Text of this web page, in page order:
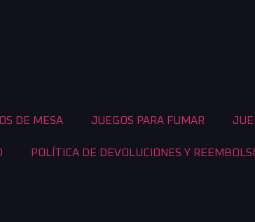
DE MESA JUEGOS PARA FUMAR
POLÍTICA DE DEVOLUCIONES Y